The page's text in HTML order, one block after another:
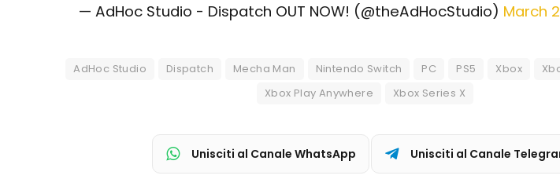
— AdHoc Studio - Dispatch OUT NOW! (@theAdHocStudio) March
AdHoc Studio Dispatch Mecha Man Nintendo Switch PC PS5 Xbox
Xbox Play Anywhere
Xbox Series X
Unisciti al Canale WhatsApp Unisciti al Canale